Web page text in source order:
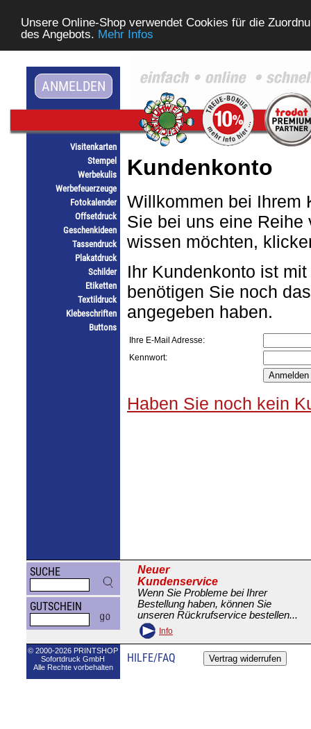
Unsere Online-Shop verwendet Cookies für die
des Angebots. Mehr Infos
ANMELDEN
Visitenkarten
Stempel
Werbekulis
Werbefeuerzeuge
Fotokalender
Offsetdruck
Geschenkideen
Tassendruck
Plakatdruck
Schilder
Etiketten
Textildruck
Klebeschriften
Buttons
Kundenkonto
Willkommen bei Ihrem
Sie bei uns eine Reihe
wissen möchten,
Ihr Kundenkonto ist
benötigen Sie noch
angegeben haben.
Ihre E-Mail Adresse:
Kennwort:
Haben Sie noch kein
SUCHE
GUTSCHEIN
Neuer
Kundenservice
Wenn Sie Probleme bei Ihrer
Bestellung haben, können Sie
unseren Rückrufservice bestellen...
Info
© 2000-2026 PRINTSHOP
Sofortdruck GmbH
Alle Rechte vorbehalten
HILFE/FAQ